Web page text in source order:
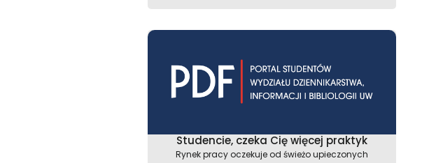
Studencie, czeka Cię więcej praktyk
Rynek pracy oczekuje od świeżo upieczonych